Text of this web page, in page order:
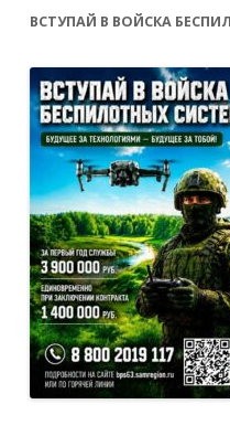
ВСТУПАЙ В ВОЙСКА